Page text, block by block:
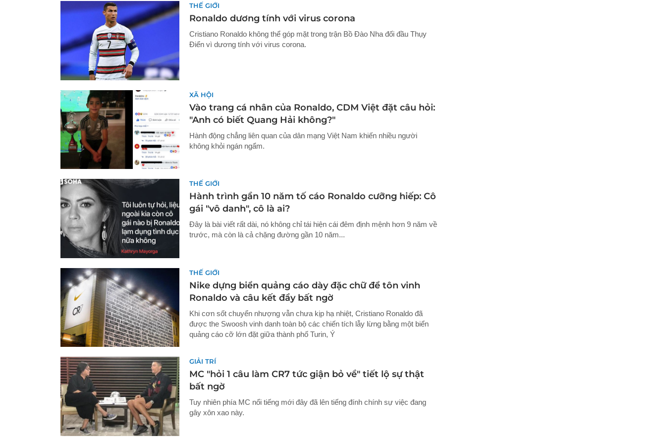
THẾ GIỚI
Ronaldo dương tính với virus corona
Cristiano Ronaldo không thể góp mặt trong trận Bồ Đào Nha đối đầu Thụy
Điển vì dương tính với virus corona.
XÃ HỘI
Vào trang cá nhân của Ronaldo, CDM Việt đặt câu hỏi:
"Anh có biết Quang Hải không?"
Hành động chẳng liên quan của dân mạng Việt Nam khiến nhiều người
không khỏi ngán ngẩm.
THẾ GIỚI
Hành trình gần 10 năm tố cáo Ronaldo cưỡng hiếp: Cô
gái "vô danh", cô là ai?
Đây là bài viết rất dài, nó không chỉ tái hiện cái đêm định mệnh hơn 9 năm về
trước, mà còn là cả chặng đường gần 10 năm...
THẾ GIỚI
Nike dựng biển quảng cáo dày đặc chữ để tôn vinh
Ronaldo và câu kết đầy bất ngờ
Khi cơn sốt chuyển nhượng vẫn chưa kịp hạ nhiệt, Cristiano Ronaldo đã
được the Swoosh vinh danh toàn bộ các chiến tích lẫy lừng bằng một biển
quảng cáo cỡ lớn đặt giữa thành phố Turin, Ý
GIẢI TRÍ
MC "hỏi 1 câu làm CR7 tức giận bỏ về" tiết lộ sự thật
bất ngờ
Tuy nhiên phía MC nổi tiếng mới đây đã lên tiếng đính chính sự việc đang
gây xôn xao này.